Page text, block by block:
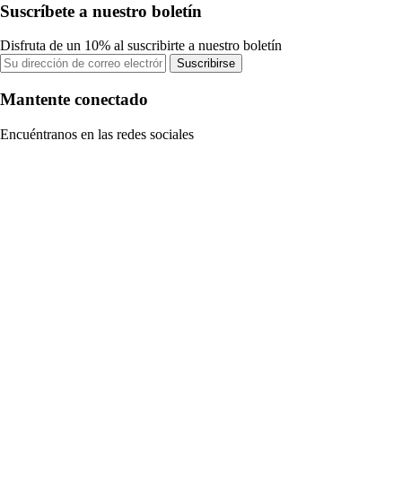
Suscríbete a nuestro boletín
Disfruta de un 10% al suscribirte a nuestro boletín
Suscribirse
Mantente conectado
Encuéntranos en las redes sociales